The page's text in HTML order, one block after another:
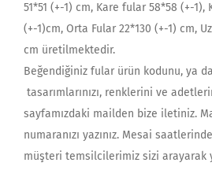
51*51 (+-1) cm, Kare fular 58*58 (+-1),
(+-1)cm, Orta Fular 22*130 (+-1) cm,
cm üretilmektedir.
Beğendiğiniz fular ürün kodunu, ya da
tasarımlarınızı, renklerini ve
sayfamızdaki mailden bize iletiniz.
numaranızı yazınız. Mesai
müşteri temsilcilerimiz sizi arayarak